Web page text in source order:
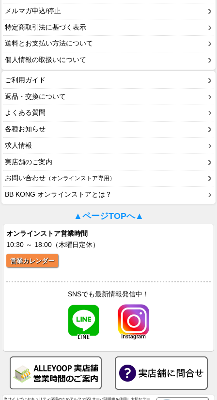
メルマガ申込/停止
特定商取引法に基づく表示
送料とお支払い方法について
個人情報の取扱いについて
ご利用ガイド
返品・交換について
よくある質問
各種お知らせ
求人情報
実店舗のご案内
お問い合わせ （オンラインストア専用）
BB KONG オンラインストアとは？
▲ページTOPへ▲
オンラインストア営業時間
10:30 ～ 18:00（木曜日定休）
営業カレンダー
SNSでも最新情報発信中！